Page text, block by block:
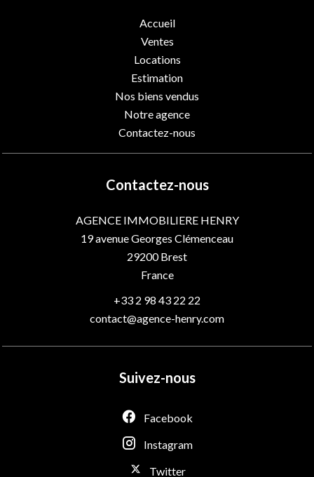
Accueil
Ventes
Locations
Estimation
Nos biens vendus
Notre agence
Contactez-nous
Contactez-nous
AGENCE IMMOBILIERE HENRY
19 avenue Georges Clémenceau
29200Brest
France
+33 2 98 43 22 22
contact@agence-henry.com
Suivez-nous
Facebook
Instagram
Twitter